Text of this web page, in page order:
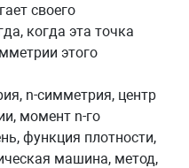
своего
когда эта точка
этого
n-симметрия, центр
момент n-го
функция плотности,
машина, метод,